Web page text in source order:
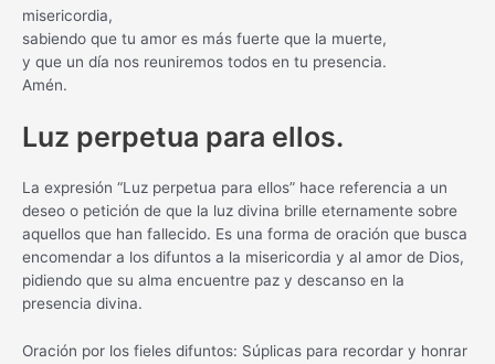
misericordia,
sabiendo que tu amor es más fuerte que la muerte,
y que un día nos reuniremos todos en tu presencia.
Amén.
Luz perpetua para ellos.
La expresión “Luz perpetua para ellos” hace referencia a un
deseo o petición de que la luz divina brille eternamente sobre
aquellos que han fallecido. Es una forma de oración que busca
encomendar a los difuntos a la misericordia y al amor de Dios,
pidiendo que su alma encuentre paz y descanso en la
presencia divina.
Oración por los fieles difuntos: Súplicas para recordar y honrar